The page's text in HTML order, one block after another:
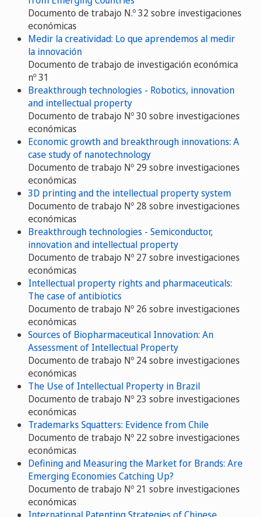
Documento de trabajo N.º 32 sobre investigaciones
económicas
Medir la creatividad: Lo que aprendemos al medir
la innovación
Documento de trabajo de investigación económica
nº 31
Breakthrough technologies - Robotics, innovation
and intellectual property
Documento de trabajo Nº 30 sobre investigaciones
económicas
Economic growth and breakthrough innovations: A
case study of nanotechnology
Documento de trabajo Nº 29 sobre investigaciones
económicas
3D printing and the intellectual property system
Documento de trabajo Nº 28 sobre investigaciones
económicas
Breakthrough technologies - Semiconductor,
innovation and intellectual property
Documento de trabajo Nº 27 sobre investigaciones
económicas
Intellectual property rights and pharmaceuticals:
The case of antibiotics
Documento de trabajo Nº 26 sobre investigaciones
económicas
Sources of Biopharmaceutical Innovation: An
Assessment of Intellectual Property
Documento de trabajo Nº 24 sobre investigaciones
económicas
The Use of Intellectual Property in Brazil
Documento de trabajo Nº 23 sobre investigaciones
económicas
Trademarks Squatters: Evidence from Chile
Documento de trabajo Nº 22 sobre investigaciones
económicas
Defining and Measuring the Market for Brands: Are
Emerging Economies Catching Up?
Documento de trabajo Nº 21 sobre investigaciones
económicas